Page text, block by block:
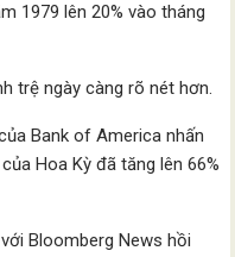
1979 lên 20% vào tháng
trệ ngày càng rõ nét hơn.
Bank of America nhấn
Hoa Kỳ đã tăng lên 66%
Bloomberg News hồi